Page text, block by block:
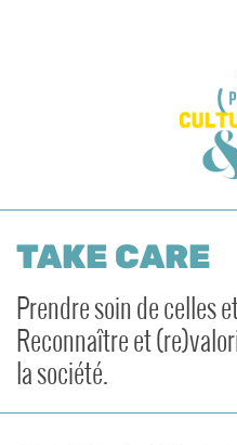
TAKE CARE
Prendre soin de celles
Reconnaître et
la société.